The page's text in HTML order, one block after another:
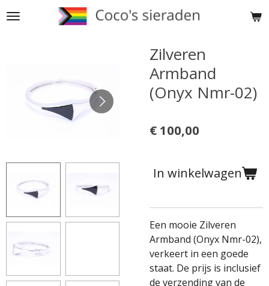
Ga
Zilveren
Armband
(Onyx Nmr-02)
€ 100,00
In winkelwagen
Een mooie Zilveren
Armband (Onyx Nmr-02),
verkeert in een goede
staat. De prijs is inclusief
de verzending van de